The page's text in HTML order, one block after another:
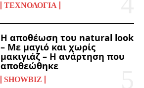
ΤΕΧΝΟΛΟΓΊΑ
Η αποθέωση του natural look
– Με μαγιό και χωρίς
μακιγιάζ – Η ανάρτηση που
αποθεώθηκε
SHOWBIZ